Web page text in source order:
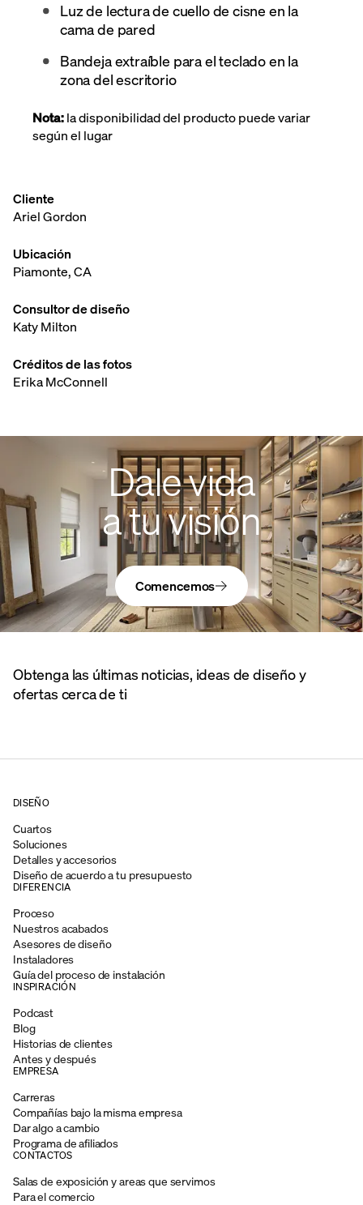
Luz de lectura de cuello de cisne en la
cama de pared
Bandeja extraíble para el teclado en la
zona del escritorio
Nota:la disponibilidad del producto puede variar
según el lugar
Cliente
Ariel Gordon
Ubicación
Piamonte, CA
Consultor de diseño
Katy Milton
Créditos de las fotos
Erika McConnell
Dale vida
a tu visión
Comencemos
Obtenga las últimas noticias, ideas de diseño y
ofertas cerca de ti
DISEÑO
Cuartos
Soluciones
Detalles y accesorios
Diseño de acuerdo a tu presupuesto
DIFERENCIA
Proceso
Nuestros acabados
Asesores de diseño
Instaladores
Guía del proceso de instalación
INSPIRACIÓN
Podcast
Blog
Historias de clientes
Antes y después
EMPRESA
Carreras
Compañías bajo la misma empresa
Dar algo a cambio
Programa de afiliados
CONTACTOS
Salas de exposición y areas que servimos
Para el comercio